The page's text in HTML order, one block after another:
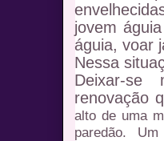
jovem
águia, voar
Nessa
Deixar-se
renovação
alto de uma
paredão. Um